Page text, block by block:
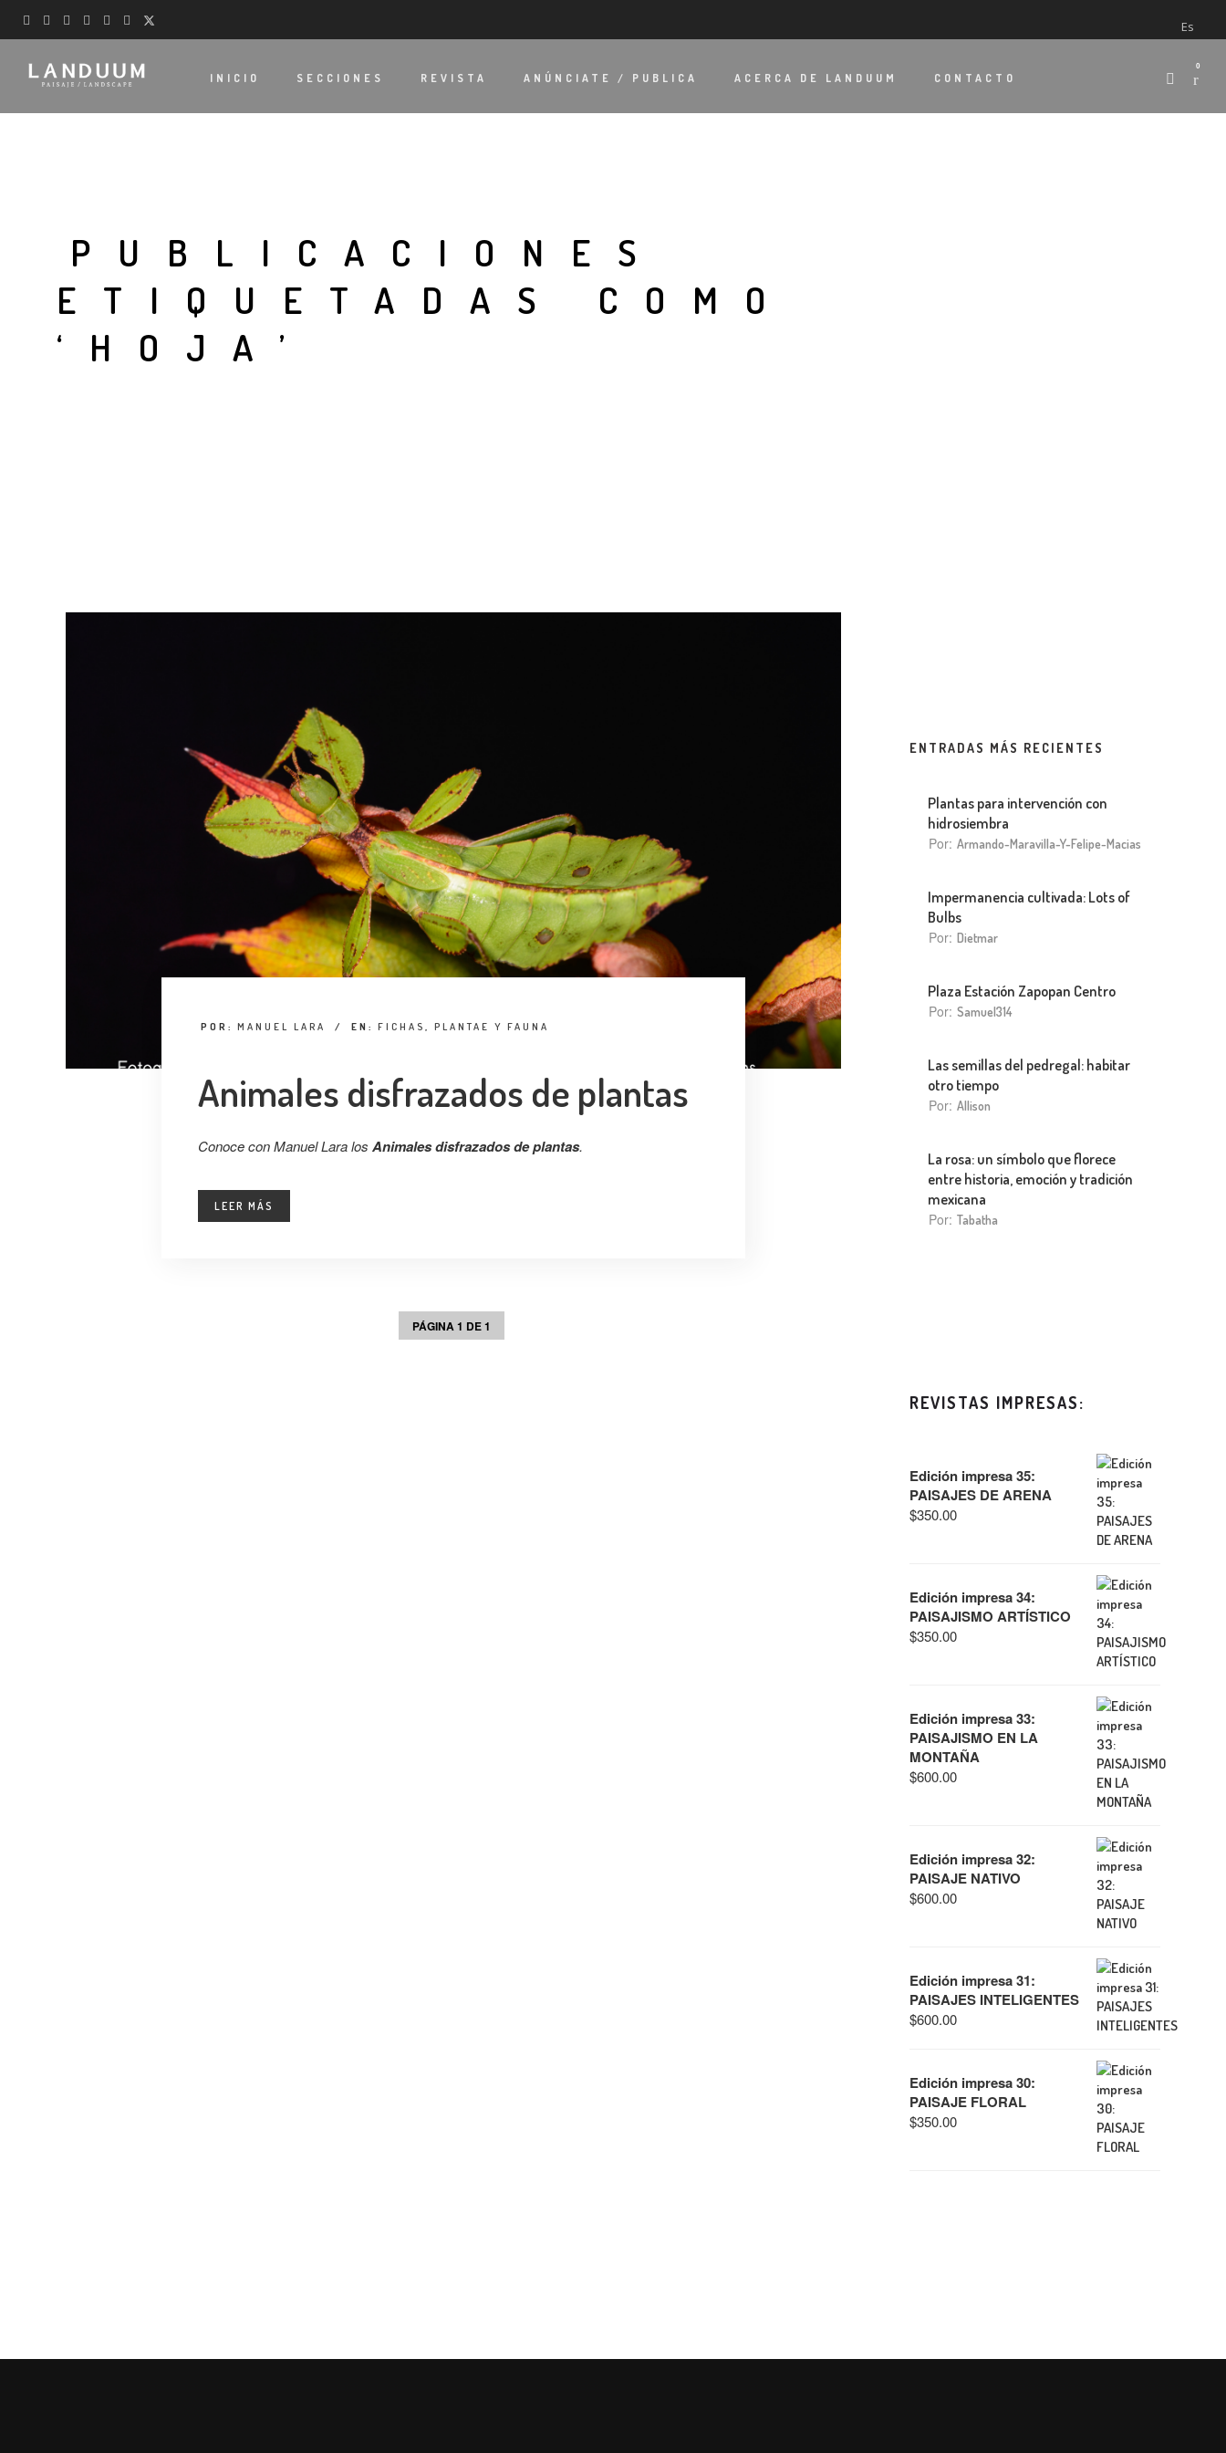
Es
INICIO SECCIONES REVISTA ANÚNCIATE / PUBLICA ACERCA DE LANDUUM CONTACTO
0
PUBLICACIONES
ETIQUETADAS COMO
‘HOJA’
POR: MANUEL LARA / EN: FICHAS , PLANTAE Y FAUNA
Animales disfrazados de plantas
Conoce con Manuel Lara los Animales disfrazados de plantas.
LEER MÁS
PÁGINA 1 DE 1
ENTRADAS MÁS RECIENTES
Plantas para intervención con
hidrosiembra
Por: Armando-Maravilla-Y-Felipe-Macias
Impermanencia cultivada: Lots of
Bulbs
Por: Dietmar
Plaza Estación Zapopan Centro
Por: Samuel314
Las semillas del pedregal: habitar
otro tiempo
Por: Allison
La rosa: un símbolo que florece
entre historia, emoción y tradición
mexicana
Por: Tabatha
REVISTAS IMPRESAS:
Edición impresa 35:
PAISAJES DE ARENA
$350.00
Edición impresa 34:
PAISAJISMO ARTÍSTICO
$350.00
Edición impresa 33:
PAISAJISMO EN LA
MONTAÑA
$600.00
Edición impresa 32:
PAISAJE NATIVO
$600.00
Edición impresa 31:
PAISAJES INTELIGENTES
$600.00
Edición impresa 30:
PAISAJE FLORAL
$350.00